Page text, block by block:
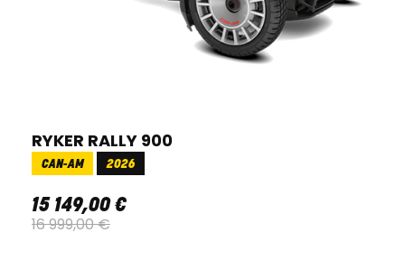
RYKER RALLY 900
CAN-AM 2026
15 149,00€
16 999,00€